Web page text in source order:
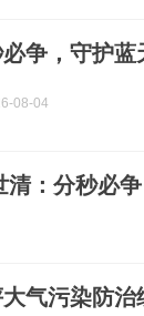
争，守护蓝
08-04
：分秒必
气污染防